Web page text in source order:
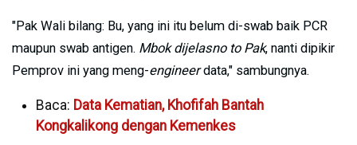
"Pak Wali bilang: Bu, yang ini itu belum di-swab baik PCR
maupun swab antigen. Mbok dijelasno to Pak, nanti dipikir
Pemprov ini yang meng-engineerdata," sambungnya.
Baca: Data Kematian, Khofifah Bantah
Kongkalikong dengan Kemenkes